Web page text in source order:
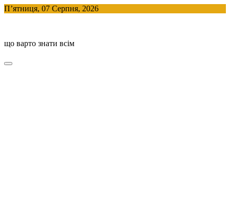
Skip
П’ятниця, 07 Серпня, 2026
що варто знати всім